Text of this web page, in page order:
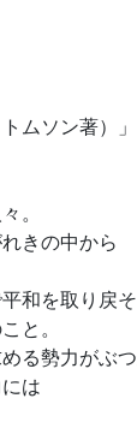
ムソン著）」
。
きの中から
和を取り戻
と。
る勢力がぶつ
は